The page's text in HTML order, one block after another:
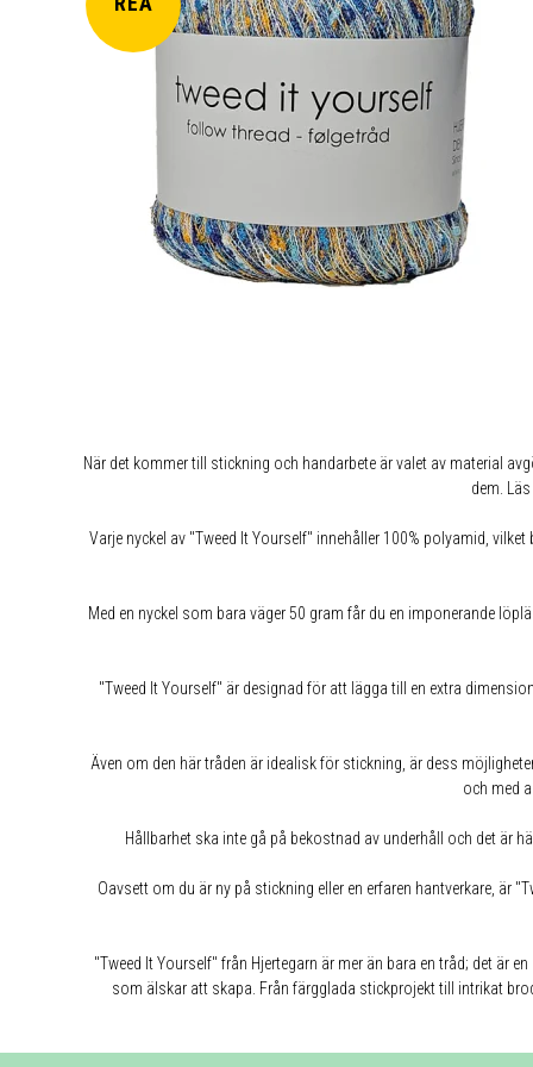
När det kommer till stickning och handarbete är valet av material
dem.
Varje nyckel av "Tweed It Yourself" innehåller 100% polyamid,
Med en nyckel som bara väger 50 gram får du en imponerande
"Tweed It Yourself" är designad för att lägga till en extra
Även om den här tråden är idealisk för stickning, är dess
och med
Hållbarhet ska inte gå på bekostnad av underhåll och det är
Oavsett om du är ny på stickning eller en erfaren hantverkare, är
"Tweed It Yourself" från Hjertegarn är mer än bara en tråd; det
som älskar att skapa. Från färgglada stickprojekt till intrikat